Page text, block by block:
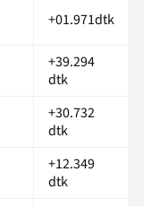
+01.971dtk
+39.294
dtk
+30.732
dtk
+12.349
dtk